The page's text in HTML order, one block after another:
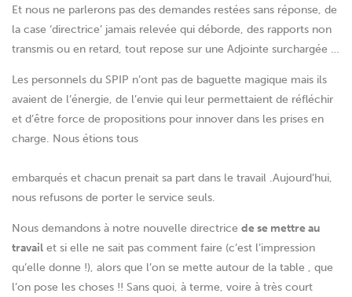
Et nous ne parlerons pas des demandes restées sans réponse, de
la case ‘directrice’ jamais relevée qui déborde, des rapports non
transmis ou en retard, tout repose sur une Adjointe surchargée …
Les personnels du SPIP n’ont pas de baguette magique mais ils
avaient de l’énergie, de l’envie qui leur permettaient de réfléchir
et d’être force de propositions pour innover dans les prises en
charge. Nous étions tous
embarqués et chacun prenait sa part dans le travail .Aujourd’hui,
nous refusons de porter le service seuls.
Nous demandons à notre nouvelle directrice de se mettre au
travail et si elle ne sait pas comment faire (c’est l’impression
qu’elle donne !), alors que l’on se mette autour de la table , que
l’on pose les choses !! Sans quoi, à terme, voire à très court